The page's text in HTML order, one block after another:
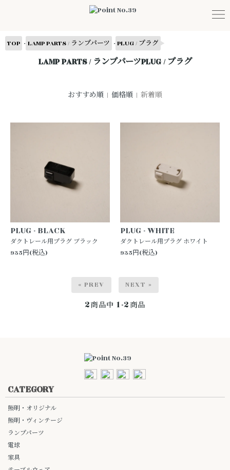
TOP - LAMP PARTS / ランプパーツ - PLUG / プラグ
LAMP PARTS / ランプパーツPLUG / プラグ
おすすめ順 | 価格順 | 新着順
PLUG - BLACK
ダクトレール用プラグ ブラック
935円(税込)
PLUG - WHITE
ダクトレール用プラグ ホワイト
935円(税込)
« PREV NEXT »
2商品中 1-2 商品
CATEGORY
照明・オリジナル
照明・ヴィンテージ
ランプパーツ
電球
家具